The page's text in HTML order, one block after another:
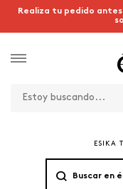
Realiza tu pedido
ESIKA